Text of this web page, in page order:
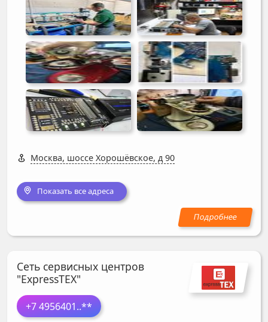
Москва, шоссе Хорошёвское, д 90
Показать все адреса
Сеть сервисных центров
"ExpressTEX"
+7 4956401..**